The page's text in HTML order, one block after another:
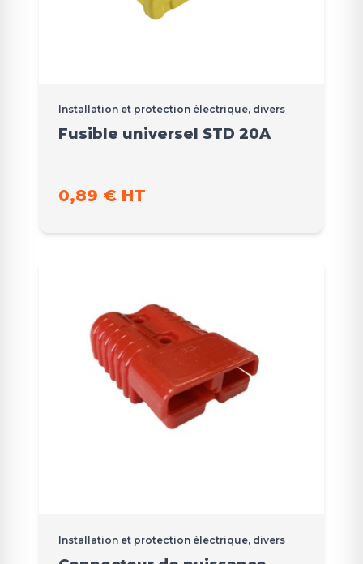
Installation et protection électrique, divers
Fusible universel STD 20A
0,89 € HT
Installation et protection électrique, divers